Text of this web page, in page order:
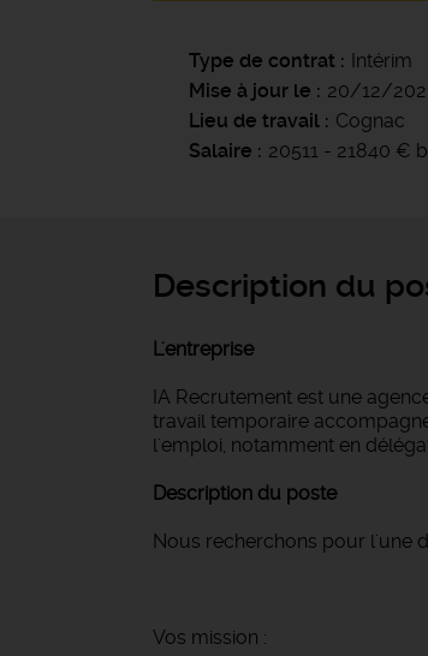
Type de contrat
Intérim
Mise à jour le
20/12/
Lieu de travail
Cognac
Salaire
20511 - 21840 €
Description du
L'entreprise
IA Recrutement est une
travail temporaire
l'emploi, notamment en
Description du poste
Nous recherchons pour l'une
Vos mission :